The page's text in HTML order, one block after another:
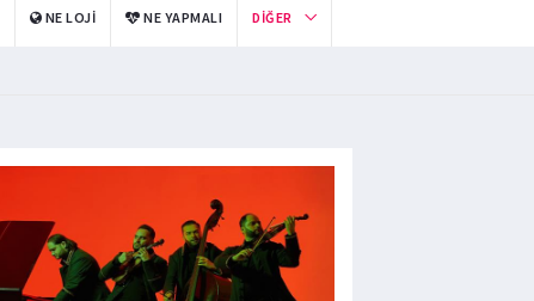
NE LOJI NE YAPMALI DIĞER